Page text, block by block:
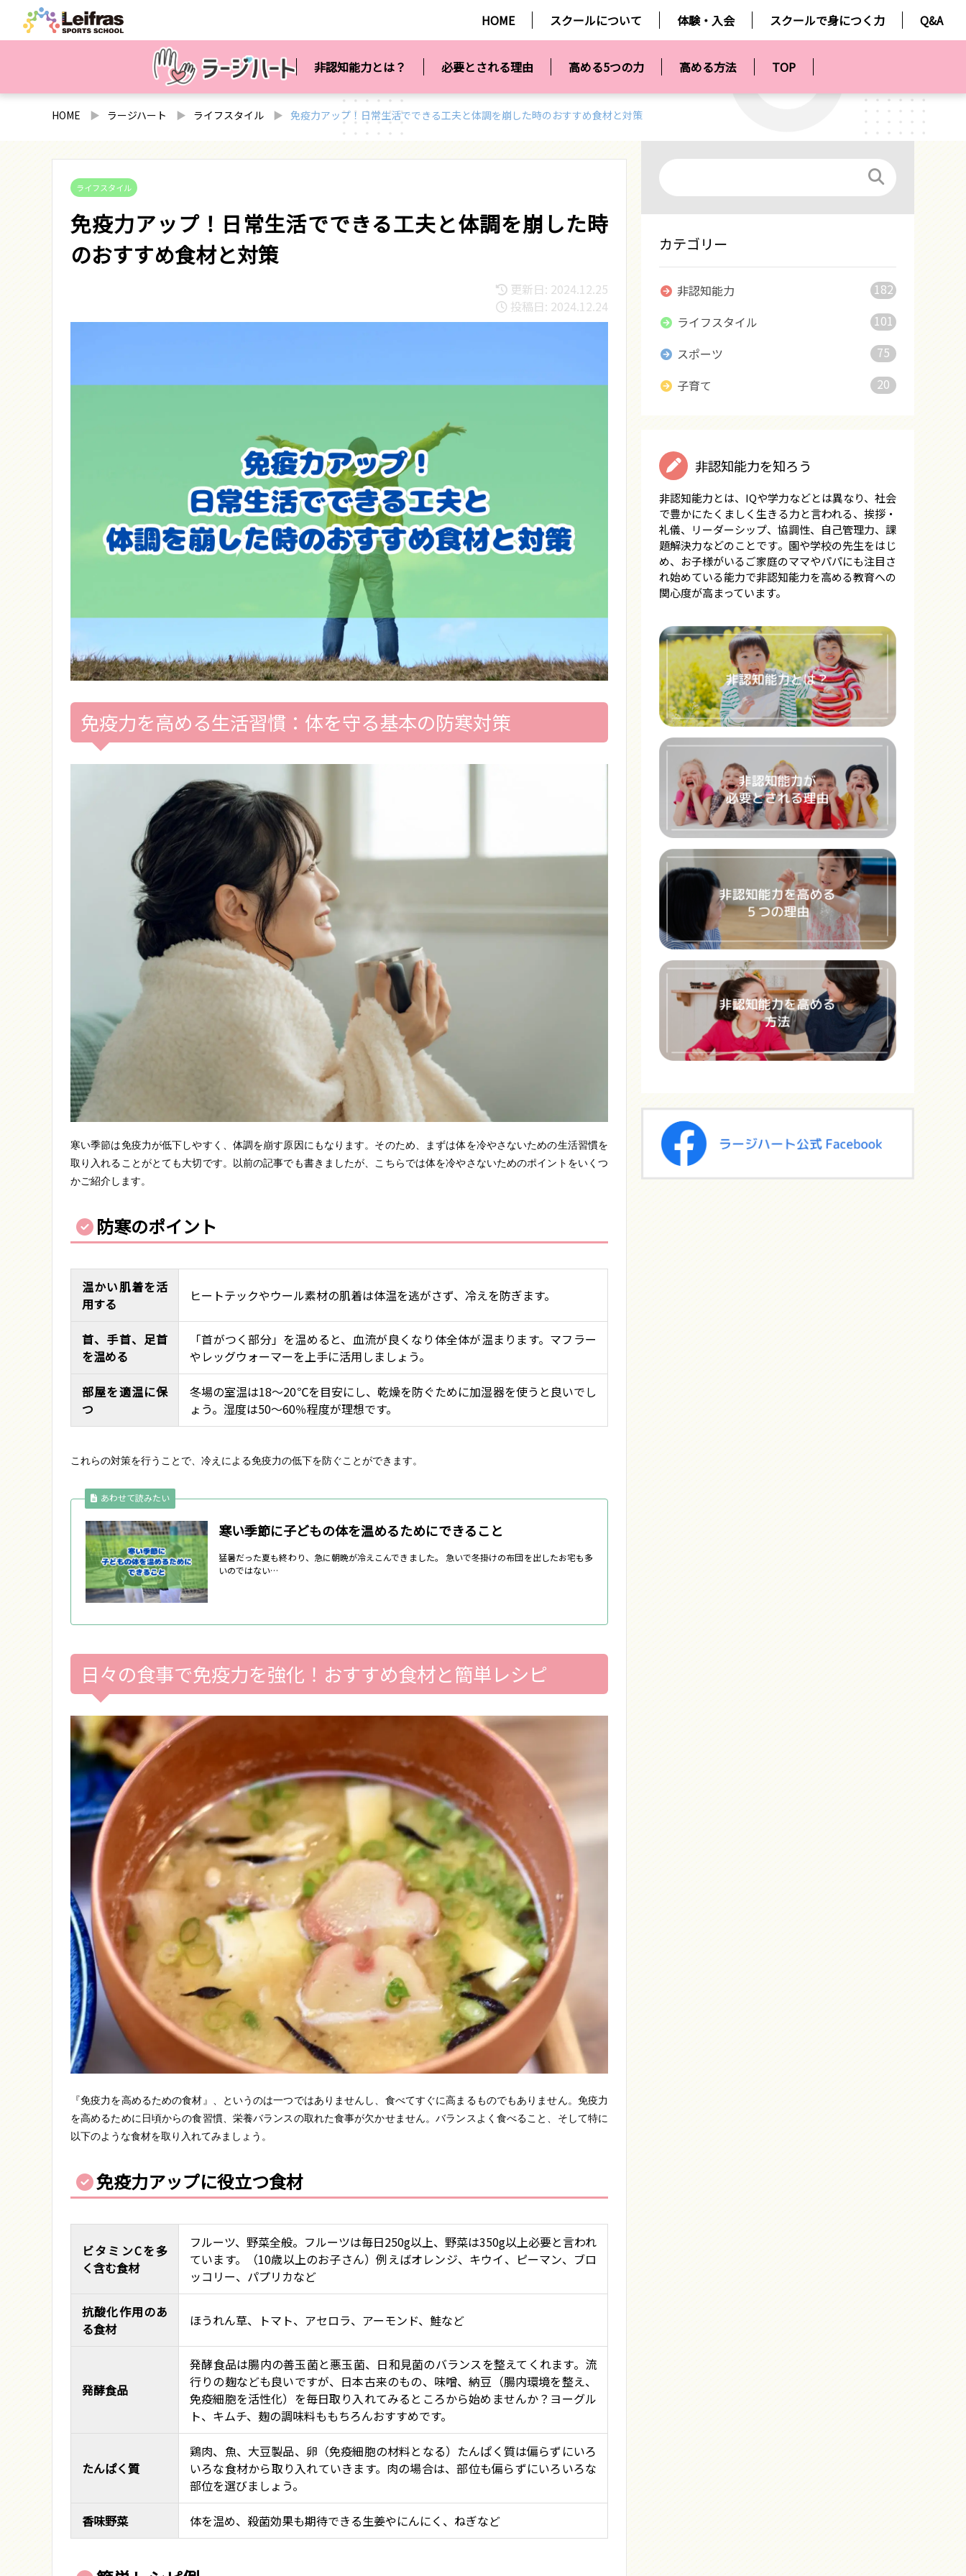
HOME スクールについて 体験・入会 スクールで身につく力 Q&A
非認知能力とは？ 必要とされる理由 高める5つの力 高める方法 TOP
HOME ラージハート ライフスタイル 免疫力アップ！日常生活でできる工夫と体調を崩した時のおすすめ食材と対策
ライフスタイル
免疫力アップ！日常生活でできる工夫と体調を崩した時
のおすすめ食材と対策
更新日: 2024.12.25
投稿日: 2024.12.24
免疫力を高める生活習慣：体を守る基本の防寒対策
寒い季節は免疫力が低下しやすく、体調を崩す原因にもなります。そのため、まずは体を冷やさないための生活習慣を
取り入れることがとても大切です。以前の記事でも書きましたが、こちらでは体を冷やさないためのポイントをいくつ
かご紹介します。
防寒のポイント
温かい肌着を活
用する
ヒートテックやウール素材の肌着は体温を逃がさず、冷えを防ぎます。
首、手首、足首
を温める
「首がつく部分」を温めると、血流が良くなり体全体が温まります。マフラー
やレッグウォーマーを上手に活用しましょう。
部屋を適温に保
つ
冬場の室温は18～20℃を目安にし、乾燥を防ぐために加湿器を使うと良いでし
ょう。湿度は50～60％程度が理想です。
これらの対策を行うことで、冷えによる免疫力の低下を防ぐことができます。
あわせて読みたい
寒い季節に子どもの体を温めるためにできること
猛暑だった夏も終わり、急に朝晩が冷えこんできました。 急いで冬掛けの布団を出したお宅も多
いのではない…
日々の食事で免疫力を強化！おすすめ食材と簡単レシピ
『免疫力を高めるための食材』、というのは一つではありませんし、食べてすぐに高まるものでもありません。免疫力
を高めるために日頃からの食習慣、栄養バランスの取れた食事が欠かせません。バランスよく食べること、そして特に
以下のような食材を取り入れてみましょう。
免疫力アップに役立つ食材
ビタミンCを多
く含む食材
フルーツ、野菜全般。フルーツは毎日250g以上、野菜は350g以上必要と言われ
ています。（10歳以上のお子さん）例えばオレンジ、キウイ、ピーマン、ブロ
ッコリー、パプリカなど
抗酸化作用のあ
る食材
ほうれん草、トマト、アセロラ、アーモンド、鮭など
発酵食品
発酵食品は腸内の善玉菌と悪玉菌、日和見菌のバランスを整えてくれます。流
行りの麹なども良いですが、日本古来のもの、味噌、納豆（腸内環境を整え、
免疫細胞を活性化）を毎日取り入れてみるところから始めませんか？ヨーグル
ト、キムチ、麹の調味料ももちろんおすすめです。
たんぱく質
鶏肉、魚、大豆製品、卵（免疫細胞の材料となる）たんぱく質は偏らずにいろ
いろな食材から取り入れていきます。肉の場合は、部位も偏らずにいろいろな
部位を選びましょう。
香味野菜 体を温め、殺菌効果も期待できる生姜やにんにく、ねぎなど
カテゴリー
非認知能力
182
ライフスタイル
101
スポーツ
75
子育て
20
非認知能力を知ろう
非認知能力とは、IQや学力などとは異なり、社会
で豊かにたくましく生きる力と言われる、挨拶・
礼儀、リーダーシップ、協調性、自己管理力、課
題解決力などのことです。園や学校の先生をはじ
め、お子様がいるご家庭のママやパパにも注目さ
れ始めている能力で非認知能力を高める教育への
関心度が高まっています。